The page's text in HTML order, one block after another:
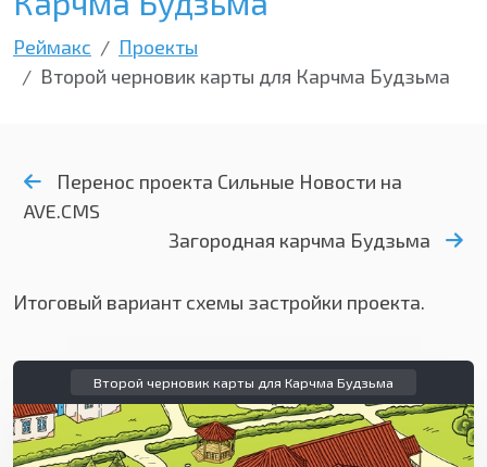
Реймакс
Проекты
Второй черновик карты для Карчма Будзьма
Перенос проекта Сильные Новости на
AVE.CMS
Загородная карчма Будзьма
Итоговый вариант схемы застройки проекта.
Второй черновик карты для Карчма Будзьма